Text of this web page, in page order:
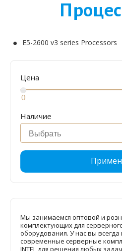
E5-2600 v3 series Processors
Цена
Наличие
Мы занимаемся оптовой и
комплектующих для
оборудования. У нас вы
современные серверные